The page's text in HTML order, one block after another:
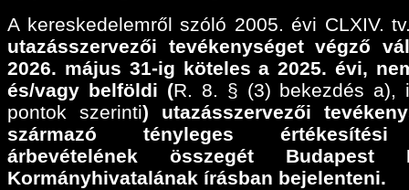
A kereskedelemről szóló 2005. évi CLXIV.
utazásszervezői tevékenységet végző
2026. május 31-ig köteles a 2025. évi,
és/vagy belföldi (R. 8. § (3) bekezdés a),
pontok szerinti) utazásszervezői
származó tényleges
árbevételének összegét Budapest
Kormányhivatalának írásban bejelenteni.